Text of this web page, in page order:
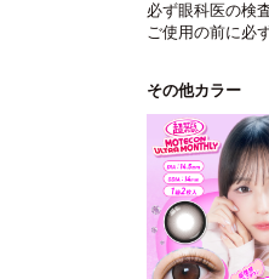
必ず眼科医の検
ご使用の前に必
その他カラー